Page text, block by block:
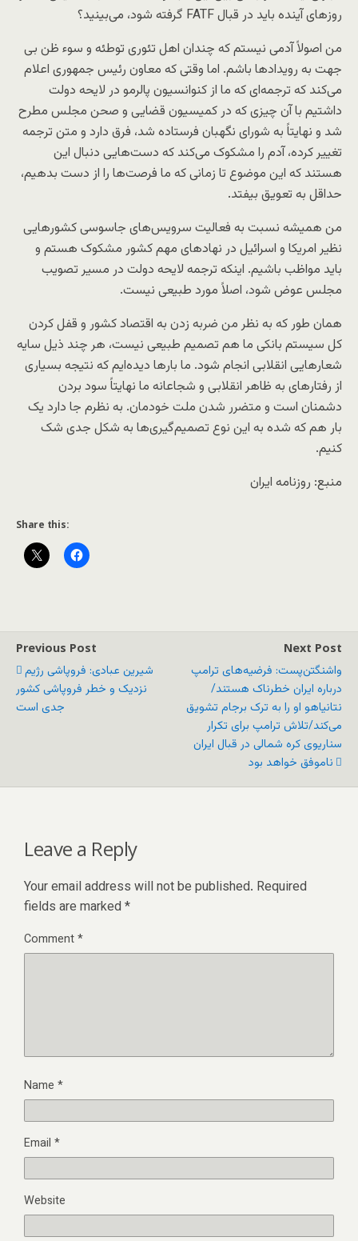
روزهای آینده باید در قبال FATF گرفته شود، می‌بینید؟
من اصولاً آدمی نیستم که چندان اهل تئوری توطئه و سوء ظن بی
جهت به رویدادها باشم. اما وقتی که معاون رئیس ‌جمهوری اعلام
می‌کند که ترجمه‌ای که ما از کنوانسیون پالرمو در لایحه دولت
داشتیم با آن چیزی که در کمیسیون قضایی و صحن مجلس مطرح
شد و نهایتاً به شورای نگهبان فرستاده شد، فرق دارد و متن ترجمه
تغییر کرده، آدم را مشکوک می‌کند که دست‌هایی دنبال این
هستند که این موضوع تا زمانی که ما فرصت‌ها را از دست بدهیم،
حداقل به تعویق بیفتد.
من همیشه نسبت به فعالیت سرویس‌های جاسوسی کشورهایی
نظیر امریکا و اسرائیل در نهادهای مهم کشور مشکوک هستم و
باید مواظب باشیم. اینکه ترجمه لایحه دولت در مسیر تصویب
مجلس عوض شود، اصلاً مورد طبیعی نیست.
همان طور که به نظر من ضربه زدن به اقتصاد کشور و قفل کردن
کل سیستم بانکی ما هم تصمیم طبیعی نیست، هر چند ذیل سایه
شعارهایی انقلابی انجام شود. ما بارها دیده‌ایم که نتیجه بسیاری
از رفتارهای به ظاهر انقلابی و شجاعانه ما نهایتاً سود بردن
دشمنان است و متضرر شدن ملت خودمان. به نظرم جا دارد یک
بار هم که شده به این نوع تصمیم‌گیری‌ها به شکل جدی شک
کنیم.
منبع: روزنامه ایران
Share this:
Previous Post
شیرین عبادی: فروپاشی رژیم
نزدیک و خطر فروپاشی کشور
جدی است
Next Post
واشنگتن‌پست: فرضیه‌های ترامپ
درباره ایران خطرناک هستند/
نتانیاهو او را به ترک برجام تشویق
می‌کند/تلاش ترامپ برای تکرار
سناریوی کره شمالی در قبال ایران
ناموفق خواهد بود
Leave a Reply
Your email address will not be published. Required
fields are marked *
Comment*
Name *
Email *
Website